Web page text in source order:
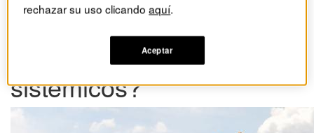
¿Qué hace diferentes a
los emprendedores
sistémicos?
rechazar su uso clicandoaquí.
Aceptar